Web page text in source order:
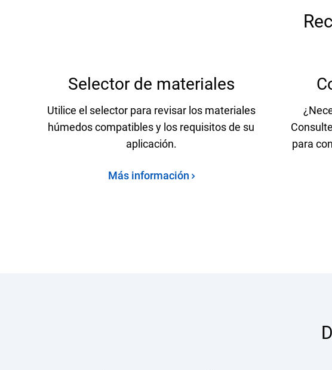
Selector de materiales
Utilice el selector para revisar los materiales
húmedos compatibles y los requisitos de su
aplicación.
Más información
para